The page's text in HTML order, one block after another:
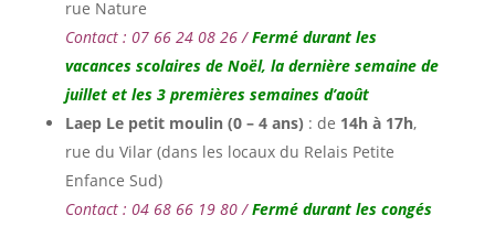
rue Nature
Contact : 07 66 24 08 26 /Fermé durant les
vacances scolaires de Noël, la dernière semaine de
juillet et les 3 premières semaines d’août
Laep Le petit moulin (0 – 4 ans) : de 14h à 17h,
rue du Vilar (dans les locaux du Relais Petite
Enfance Sud)
Contact : 04 68 66 19 80 /Fermé durant les congés